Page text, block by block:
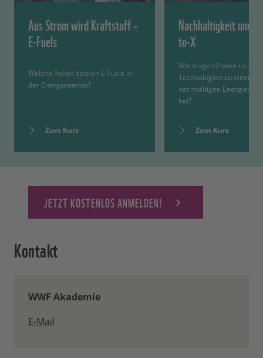
Aus Strom wird Kraftstoff –
E-Fuels
Welche Rollen spielen E-Fuels in
der Energiewende?
Zum Kurs
Nachhaltigkeit und
to-X
Wie tragen Power-to-X-
Technologien zu einer
nachhaltigen
bei?
Zum Kurs
JETZT KOSTENLOS ANMELDEN!
Kontakt
WWF Akademie
E-Mail